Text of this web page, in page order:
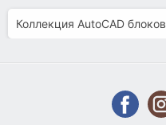
Коллекция AutoCAD блоков